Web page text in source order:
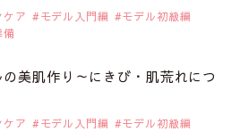
した。
ケア モデル入門編
モデル初級編
備
の美肌作り～にきび・肌荒れにつ
ケア モデル入門編
モデル初級編